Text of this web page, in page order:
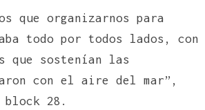
que organizarnos para
todo por todos lados, con
sostenían las
con el aire del mar”,
28.